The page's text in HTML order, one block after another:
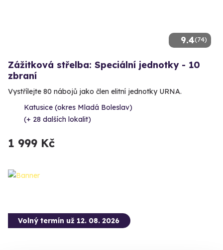
9.4(74)
Zážitková střelba: Speciální jednotky - 10
zbraní
Vystřílejte 80 nábojů jako člen elitní jednotky URNA.
Katusice (okres Mladá Boleslav)
(+ 28 dalších lokalit)
1 999 Kč
Volný termín už 12. 08. 2026